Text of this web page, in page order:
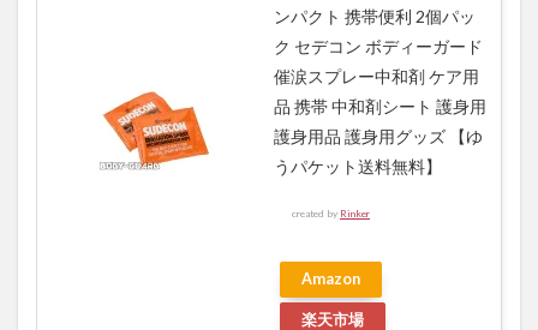
ンパクト 携帯便利 2個パッ
ク セデコン ボディーガード
催涙スプレー中和剤 ケア用
品 携帯 中和剤シート 護身用
護身用品 護身用グッズ 【ゆ
うパケット送料無料】
created by Rinker
Amazon
楽天市場